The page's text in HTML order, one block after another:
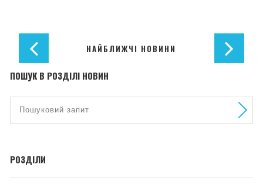
НАЙБЛИЖЧІ НОВИНИ
ПОШУК В РОЗДІЛІ НОВИН
РОЗДІЛИ